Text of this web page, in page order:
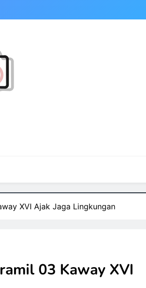
XVI Ajak Jaga Lingkungan
03 Kaway XVI